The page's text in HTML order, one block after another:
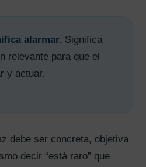
alarmar. Significa
relevante para que el
y actuar.
debe ser concreta, objetiva
decir “está raro” que